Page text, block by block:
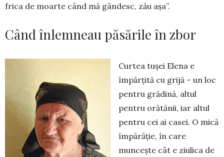
frica de moarte când mă gândesc, zău așa”.
Când înlemneau păsările în zbor
Curtea tușei Elena e
împărțită cu grijă – un loc
pentru grădină, altul
pentru orătănii, iar altul
pentru cei ai casei. O mică
împărăție, în care
muncește cât e ziulica de